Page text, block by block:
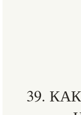
39.